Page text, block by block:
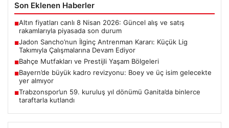
Son Eklenen Haberler
■Altın fiyatları canlı 8 Nisan 2026: Güncel alış ve satış
rakamlarıyla piyasada son durum
■Jadon Sancho’nun İlginç Antrenman Kararı: Küçük Lig
Takımıyla Çalışmalarına Devam Ediyor
■Bahçe Mutfakları ve Prestijli Yaşam Bölgeleri
■Bayern’de büyük kadro revizyonu: Boey ve üç isim gelecekte
yer almıyor
■Trabzonspor’un 59. kuruluş yıl dönümü Ganita’da binlerce
taraftarla kutlandı